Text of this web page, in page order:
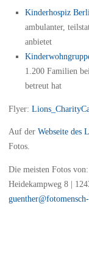
Kinderhospiz
ambulanter,
anbietet
1.200 Familien
betreut hat
Flyer:
Auf der Webseite des
Fotos.
Die meisten Fotos
Heidekampweg 8 |